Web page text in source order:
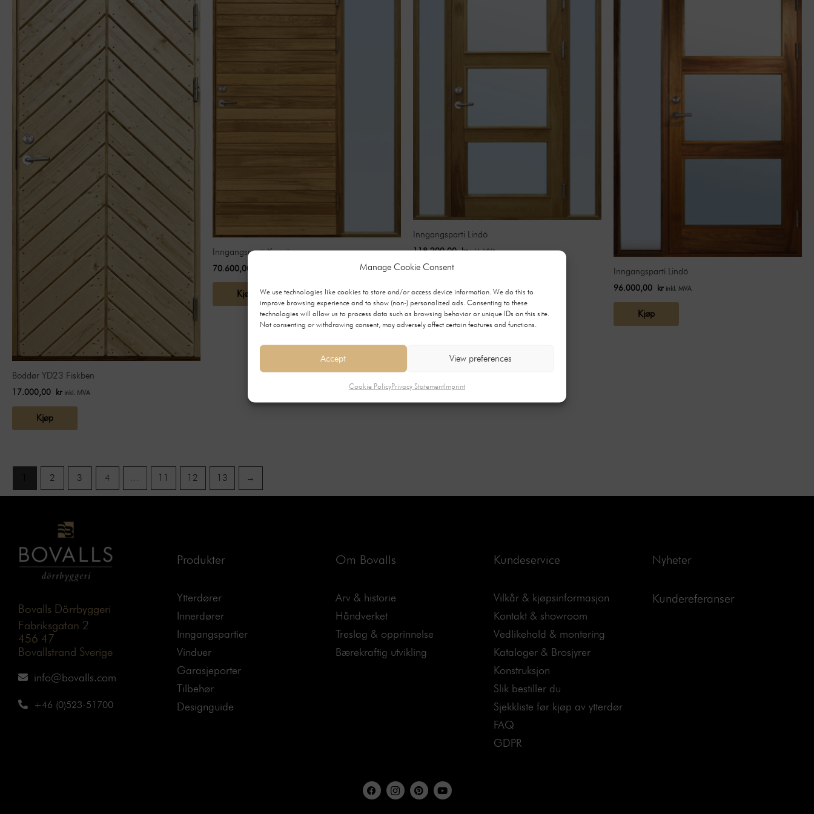
Manage Cookie Consent
We use technologies like cookies to store and/or access device information. We do this to
improve browsing experience and to show (non-) personalized ads. Consenting to these
technologies will allow us to process data such as browsing behavior or unique IDs on this site.
Not consenting or withdrawing consent, may adversely affect certain features and functions.
Accept View preferences
Cookie PolicyPrivacy StatementImprint
Boddør YD23 Fiskben
17.000,00 kr inkl. MVA
Kjøp
Inngangsparti Kornö
70.600,00
Kjøp
Inngangsparti Lindö
118.200,00kr inkl. MVA
Inngangsparti Lindö
96.000,00 kr inkl. MVA
Kjøp
2 3 4 … 11 12 13 →
Bovalls Dörrbyggeri
Fabriksgatan 2
456 47
Bovallstrand Sverige
info@bovalls.com
+46 (0)523-51700
Produkter
Ytterdører
Innerdører
Inngangspartier
Vinduer
Garasjeporter
Tilbehør
Designguide
Om Bovalls
Arv & historie
Håndverket
Treslag & opprinnelse
Bærekraftig utvikling
Kundeservice
Vilkår & kjøpsinformasjon
Kontakt & showroom
Vedlikehold & montering
Kataloger & Brosjyrer
Konstruksjon
Slik bestiller du
Sjekkliste før kjøp av ytterdør
FAQ
GDPR
Nyheter
Kundereferanser
F
a
c
I
c
o
P
i
n
Y
o
u